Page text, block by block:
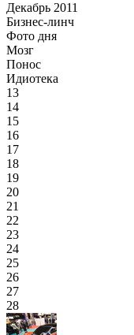
Декабрь 2011
Бизнес-линч
Фото дня
Мозг
Понос
Идиотека
13
14
15
16
17
18
19
20
21
22
23
24
25
26
27
28